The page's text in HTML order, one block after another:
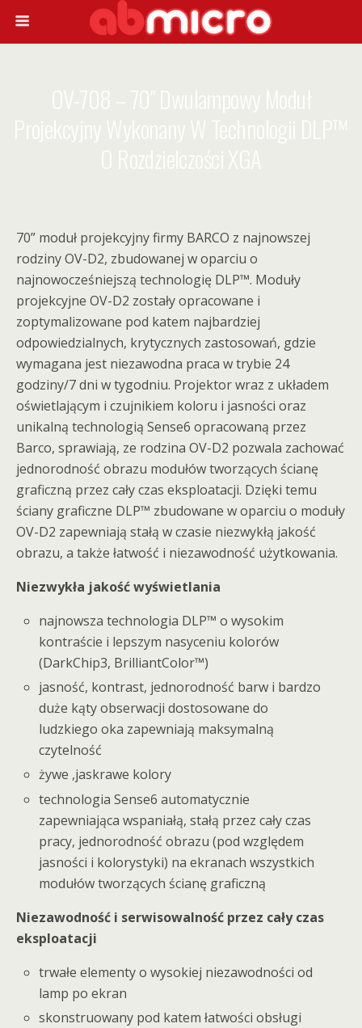
70” moduł projekcyjny firmy BARCO z najnowszej
rodziny OV-D2, zbudowanej w oparciu o
najnowocześniejszą technologię DLP™. Moduły
projekcyjne OV-D2 zostały opracowane i
zoptymalizowane pod katem najbardziej
odpowiedzialnych, krytycznych zastosowań, gdzie
wymagana jest niezawodna praca w trybie 24
godziny/7 dni w tygodniu. Projektor wraz z układem
oświetlającym i czujnikiem koloru i jasności oraz
unikalną technologią Sense6 opracowaną przez
Barco, sprawiają, ze rodzina OV-D2 pozwala zachować
jednorodność obrazu modułów tworzących ścianę
graficzną przez cały czas eksploatacji. Dzięki temu
ściany graficzne DLP™ zbudowane w oparciu o moduły
OV-D2 zapewniają stałą w czasie niezwykłą jakość
obrazu, a także łatwość i niezawodność użytkowania.
Niezwykła jakość wyświetlania
najnowsza technologia DLP™ o wysokim
kontraście i lepszym nasyceniu kolorów
(DarkChip3, BrilliantColor™)
jasność, kontrast, jednorodność barw i bardzo
duże kąty obserwacji dostosowane do
ludzkiego oka zapewniają maksymalną
czytelność
żywe ,jaskrawe kolory
technologia Sense6 automatycznie
zapewniająca wspaniałą, stałą przez cały czas
pracy, jednorodność obrazu (pod względem
jasności i kolorystyki) na ekranach wszystkich
modułów tworzących ścianę graficzną
Niezawodność i serwisowalność przez cały czas
eksploatacji
trwałe elementy o wysokiej niezawodności od
lamp po ekran
skonstruowany pod katem łatwości obsługi